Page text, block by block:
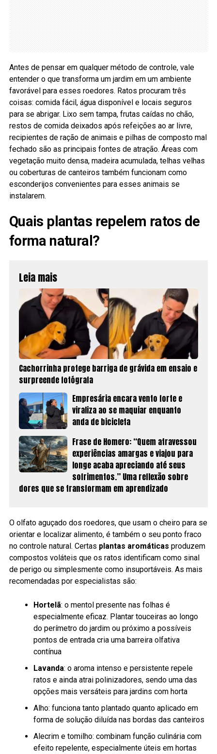
Antes de pensar em qualquer método de controle, vale
entender o que transforma um jardim em um ambiente
favorável para esses roedores. Ratos procuram três
coisas: comida fácil, água disponível e locais seguros
para se abrigar. Lixo sem tampa, frutas caídas no chão,
restos de comida deixados após refeições ao ar livre,
recipientes de ração de animais e pilhas de composto mal
fechado são as principais fontes de atração. Áreas com
vegetação muito densa, madeira acumulada, telhas velhas
ou coberturas de canteiros também funcionam como
esconderijos convenientes para esses animais se
instalarem.
Quais plantas repelem ratos de
forma natural?
Leia mais
Cachorrinha protege barriga de grávida em ensaio e
surpreende fotógrafa
Empresária encara vento forte e
viraliza ao se maquiar enquanto
anda de bicicleta
Frase de Homero: “Quem atravessou
experiências amargas e viajou para
longe acaba apreciando até seus
sofrimentos.” Uma reflexão sobre
dores que se transformam em aprendizado
O olfato aguçado dos roedores, que usam o cheiro para se
orientar e localizar alimento, é também o seu ponto fraco
no controle natural. Certas plantas aromáticas produzem
compostos voláteis que os ratos identificam como sinal
de perigo ou simplesmente como insuportáveis. As mais
recomendadas por especialistas são:
Hortelã: o mentol presente nas folhas é
especialmente eficaz. Plantar touceiras ao longo
do perímetro do jardim ou próximo a possíveis
pontos de entrada cria uma barreira olfativa
contínua
Lavanda: o aroma intenso e persistente repele
ratos e ainda atrai polinizadores, sendo uma das
opções mais versáteis para jardins com horta
Alho: funciona tanto plantado quanto aplicado em
forma de solução diluída nas bordas das canteiros
Alecrim e tomilho: combinam função culinária com
efeito repelente, especialmente úteis em hortas